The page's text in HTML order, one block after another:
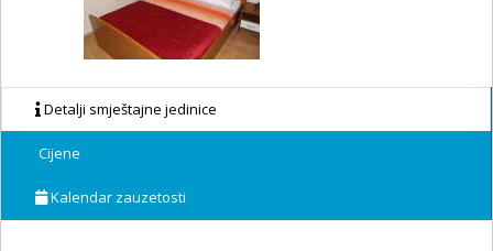
Detalji smještajne jedinice
Cijene
Kalendar zauzetosti